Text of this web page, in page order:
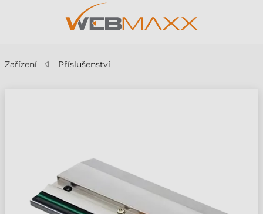
Zařízení Příslušenství